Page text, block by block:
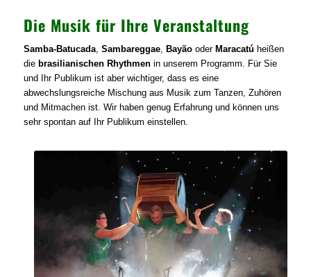
Die Musik für Ihre Veranstaltung
Samba-Batucada, Sambareggae, Bayãooder Maracatú heißen
die brasilianischen Rhythmenin unserem Programm. Für Sie
und Ihr Publikum ist aber wichtiger, dass es eine
abwechslungsreiche Mischung aus Musik zum Tanzen, Zuhören
und Mitmachen ist. Wir haben genug Erfahrung und können uns
sehr spontan auf Ihr Publikum einstellen.